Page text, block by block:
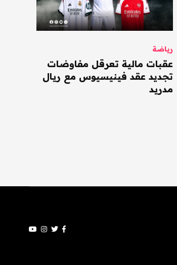
رياضة
عقبات مالية تعرقل مفاوضات
تجديد عقد فينيسيوس مع ريال
مدريد